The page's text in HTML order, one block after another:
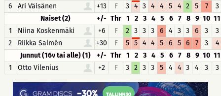
6 Ari Väisänen +13 F 3 4 3 4 4 5 4 2 5 7
3
Naiset (2)
+/- Thr 1 2 3 4 5 6 7 8 9 10 11
1
Niina Koskenmäki +6 F 2 3 3 3 6 4 3 3 6 3
3
2
Riikka Salmén +30 F 5 5 4 4 5 6 5 6 7 3
4
Junnut (16v tai alle) (1)
+/- Thr 1 2 3 4 5 6 7 8 9 10 11
1
Otto Vilenius +2 F 3 2 3 3 5 4 4 3 4 3 3